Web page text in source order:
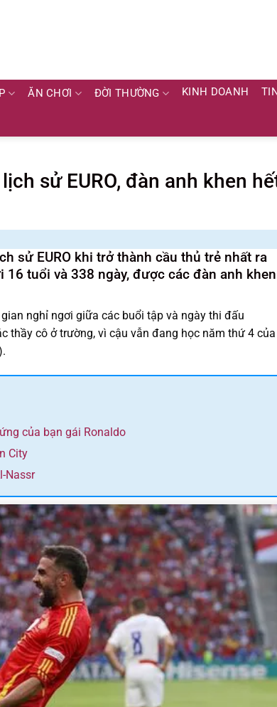
ĂN CHƠI ĐỜI THƯỜNG KINH DOANH
sử EURO, đàn anh khen
sử EURO khi trở thành cầu thủ trẻ nhất ra
tuổi và 338 ngày, được các đàn anh khen
nghỉ ngơi giữa các buổi tập và ngày thi đấu
thầy cô ở trường, vì cậu vẫn đang học năm thứ 4 của
của bạn gái Ronaldo
City
Nassr